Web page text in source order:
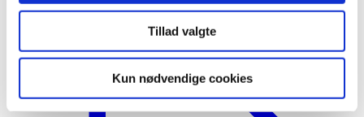
Tillad valgte
Kun nødvendige cookies